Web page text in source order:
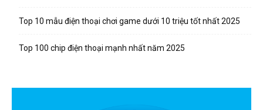
Top 10 mẫu điện thoại chơi game dưới 10 triệu tốt nhất 2025
Top 100 chip điện thoại mạnh nhất năm 2025